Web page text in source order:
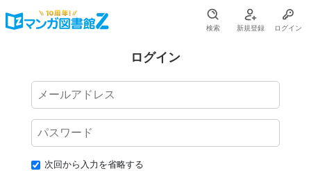
検索 新規登録 ログイン
ログイン
次回から入力を省略する